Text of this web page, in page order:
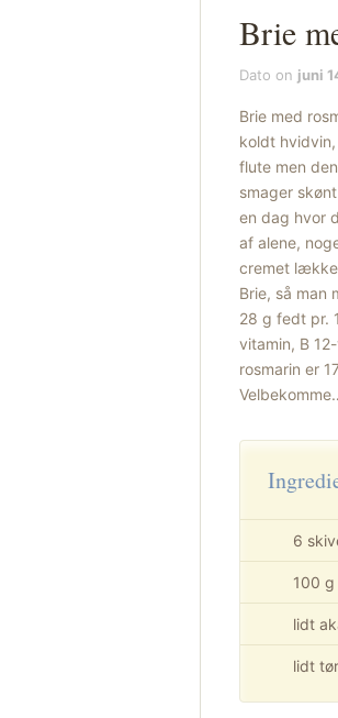
Brie
Dato on juni
Brie med
koldt
flute men
smager
en dag hvor
af alene,
cremet
Brie, så man
28 g fedt pr.
vitamin, B
rosmarin er
6
100 g
lidt
lidt